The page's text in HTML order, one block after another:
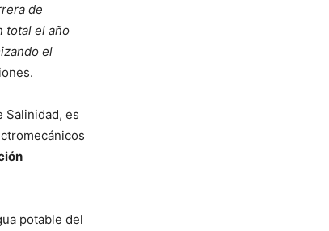
de
total el año
el
Salinidad, es
potable del